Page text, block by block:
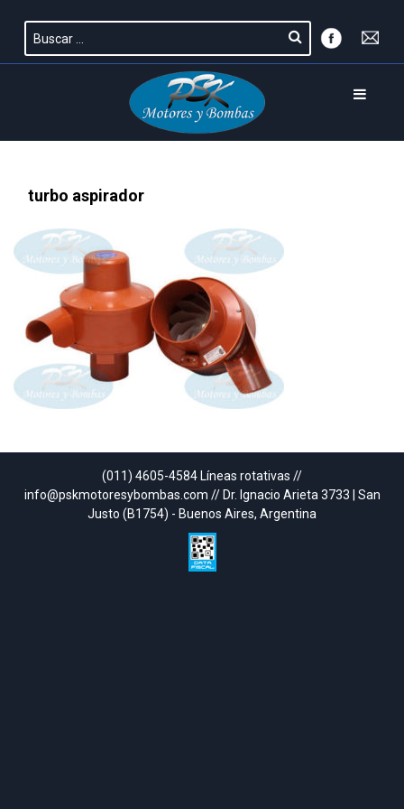
turbo aspirador
(011) 4605-4584 Líneas rotativas //
info@pskmotoresybombas.com // Dr. Ignacio Arieta 3733 | San
Justo (B1754) - Buenos Aires, Argentina